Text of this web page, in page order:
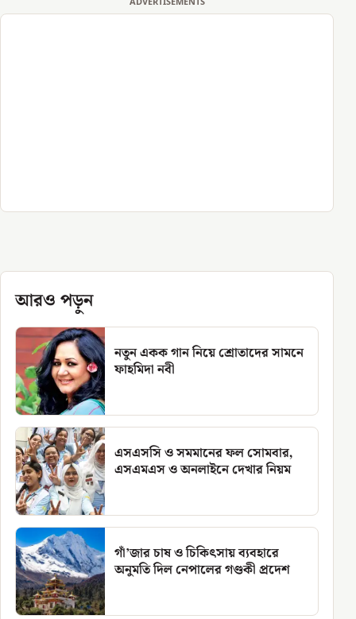
ADVERTISEMENTS
আরও পড়ুন
নতুন একক গান নিয়ে শ্রোতাদের সামনে
ফাহমিদা নবী
এসএসসি ও সমমানের ফল সোমবার,
এসএমএস ও অনলাইনে দেখার নিয়ম
গাঁ’জার চাষ ও চিকিৎসায় ব্যবহারে
অনুমতি দিল নেপালের গণ্ডকী প্রদেশ